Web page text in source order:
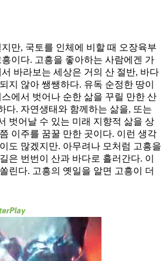
만, 국토를 인체에 비할 때 오장육부
이다. 고흥을 좋아하는 사람에겐 가
바라보는 세상은 거의 산 절반, 바다
지 않아 쌩쌩하다. 유독 순정한 땅이
에서 벗어나 순한 삶을 꾸릴 만한 산
다. 자연생태와 함께하는 삶을, 또는
벗어날 수 있는 미래 지향적 삶을 상
이주를 꿈꿀 만한 곳이다. 이런 생각
도 많겠지만. 아무려나 모처럼 고흥을
은 번번이 산과 바다로 흘러간다. 이
린다. 고흥의 옛일을 알면 고흥이 더